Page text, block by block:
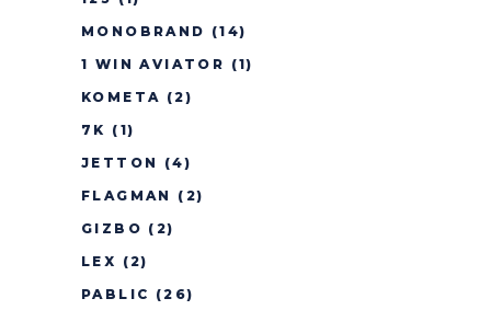
MONOBRAND (14)
1 WIN AVIATOR (1)
KOMETA (2)
7K (1)
JETTON
(4)
FLAGMAN
(2)
GIZBO (2)
LEX (2)
PABLIC (26)